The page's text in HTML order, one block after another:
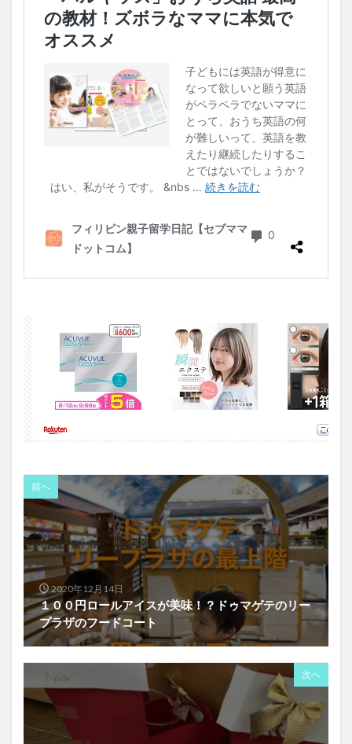
前へ
2020年12月14日
１００円ロールアイスが美味！？ドゥマゲテのリー
プラザのフードコート
次へ